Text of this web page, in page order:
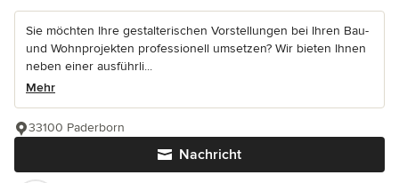
Sie möchten Ihre gestalterischen Vorstellungen bei Ihren Bau-
und Wohnprojekten professionell umsetzen? Wir bieten Ihnen
neben einer ausführli...
Mehr
Nachricht
33100 Paderborn